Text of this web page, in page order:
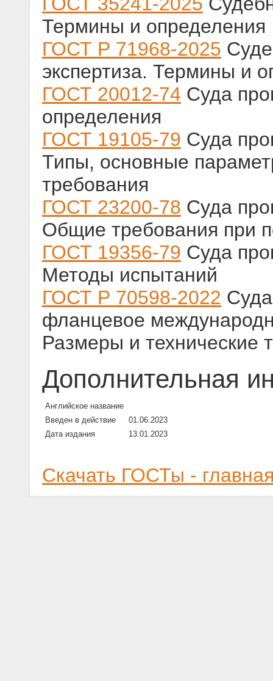
Термины и определения
ГОСТ Р 71968-2025
экспертиза. Термины и
ГОСТ 20012-74 Суда
определения
ГОСТ 19105-79 Суда
Типы, основные
требования
ГОСТ 23200-78 Суда
Общие требования при
ГОСТ 19356-79 Суда
Методы испытаний
ГОСТ Р 70598-2022
фланцевое
Размеры и технические
Дополнительная
Английское название
Введен в действие
01.06.2023
Дата издания
13.01.2023
Скачать ГОСТы -